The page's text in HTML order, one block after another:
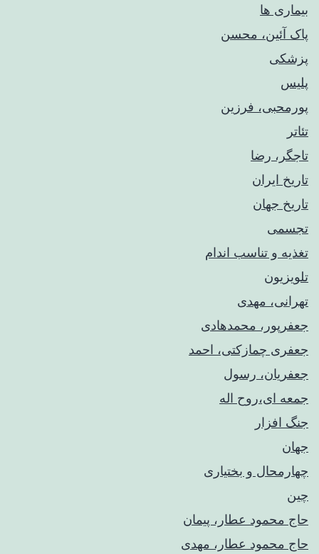
بیماری ها
پاک آئین، محسن
پزشکی
پلیس
پورمحبی، فرزین
تئاتر
تاجگر، رضا
تاریخ ایران
تاریخ جهان
تجسمی
تغذیه و تناسب اندام
تلویزیون
تهرانی، مهدی
جعفرپور، محمدهادی
جعفری چمازکتی، احمد
جعفریان، رسول
جمعه ای،روح اله
جنگ افزار
جهان
چهارمحال و بختیاری
چین
حاج محمود عطار، پیمان
حاج محمود عطار، مهدی